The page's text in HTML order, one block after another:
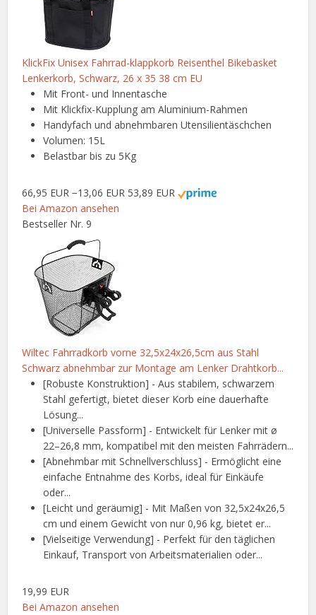
KlickFix Unisex Fahrrad-klappkorb Reisenthel Bikebasket
Lenkerkorb, Schwarz, 26 x 35 38 cm EU
Mit Front- und Innentasche
Mit Klickfix-Kupplung am Aluminium-Rahmen
Handyfach und abnehmbaren Utensilientäschchen
Volumen: 15L
Belastbar bis zu 5Kg
66,95 EUR −13,06 EUR 53,89 EUR
Bei Amazon ansehen
Bestseller Nr. 9
Wiltec Fahrradkorb vorne 32,5x24x26,5cm aus Stahl
Schwarz abnehmbar zur Montage am Lenker Drahtkorb...
[Robuste Konstruktion] - Aus stabilem, schwarzem
Stahl gefertigt, bietet dieser Korb eine dauerhafte
Lösung...
[Universelle Passform] - Entwickelt für Lenker mit ø
22–26,8 mm, kompatibel mit den meisten Fahrrädern...
[Abnehmbar mit Schnellverschluss] - Ermöglicht eine
einfache Entnahme des Korbs, ideal für Einkäufe
oder...
[Leicht und geräumig] - Mit Maßen von 32,5x24x26,5
cm und einem Gewicht von nur 0,96 kg, bietet er...
[Vielseitige Verwendung] - Perfekt für den täglichen
Einkauf, Transport von Arbeitsmaterialien oder...
19,99 EUR
Bei Amazon ansehen